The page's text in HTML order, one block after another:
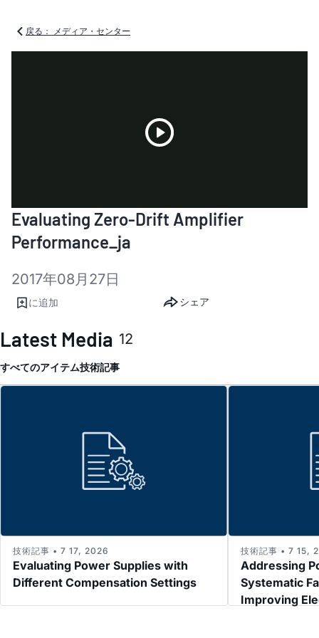
戻る： メディア・センター
Video
Evaluating Zero-Drift Amplifier
Performance_ja
2017年08月27日
に追加 シェア
Latest Media 12
すべてのアイテム技術記事
Evaluating Power Supplies with
Different Compensation Settings
技術記事 • 7 17, 2026
Addressing
Systematic
Improving
技術記事 • 7 15,